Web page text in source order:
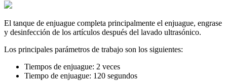
El tanque de enjuague completa principalmente el enjuague, engrase
y desinfección de los artículos después del lavado ultrasónico.
Los principales parámetros de trabajo son los siguientes:
Tiempos de enjuague: 2 veces
Tiempo de enjuague: 120 segundos